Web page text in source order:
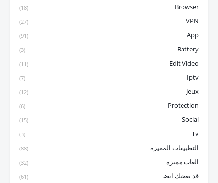
Browser
(18)
VPN
(27)
App
(91)
Battery
(3)
Edit Video
(11)
Iptv
(7)
Jeux
(12)
Protection
(6)
Social
(15)
Tv
(3)
التطبيقات المميزة (88)
العاب مميزة (32)
قد يعجبك ايضا (61)